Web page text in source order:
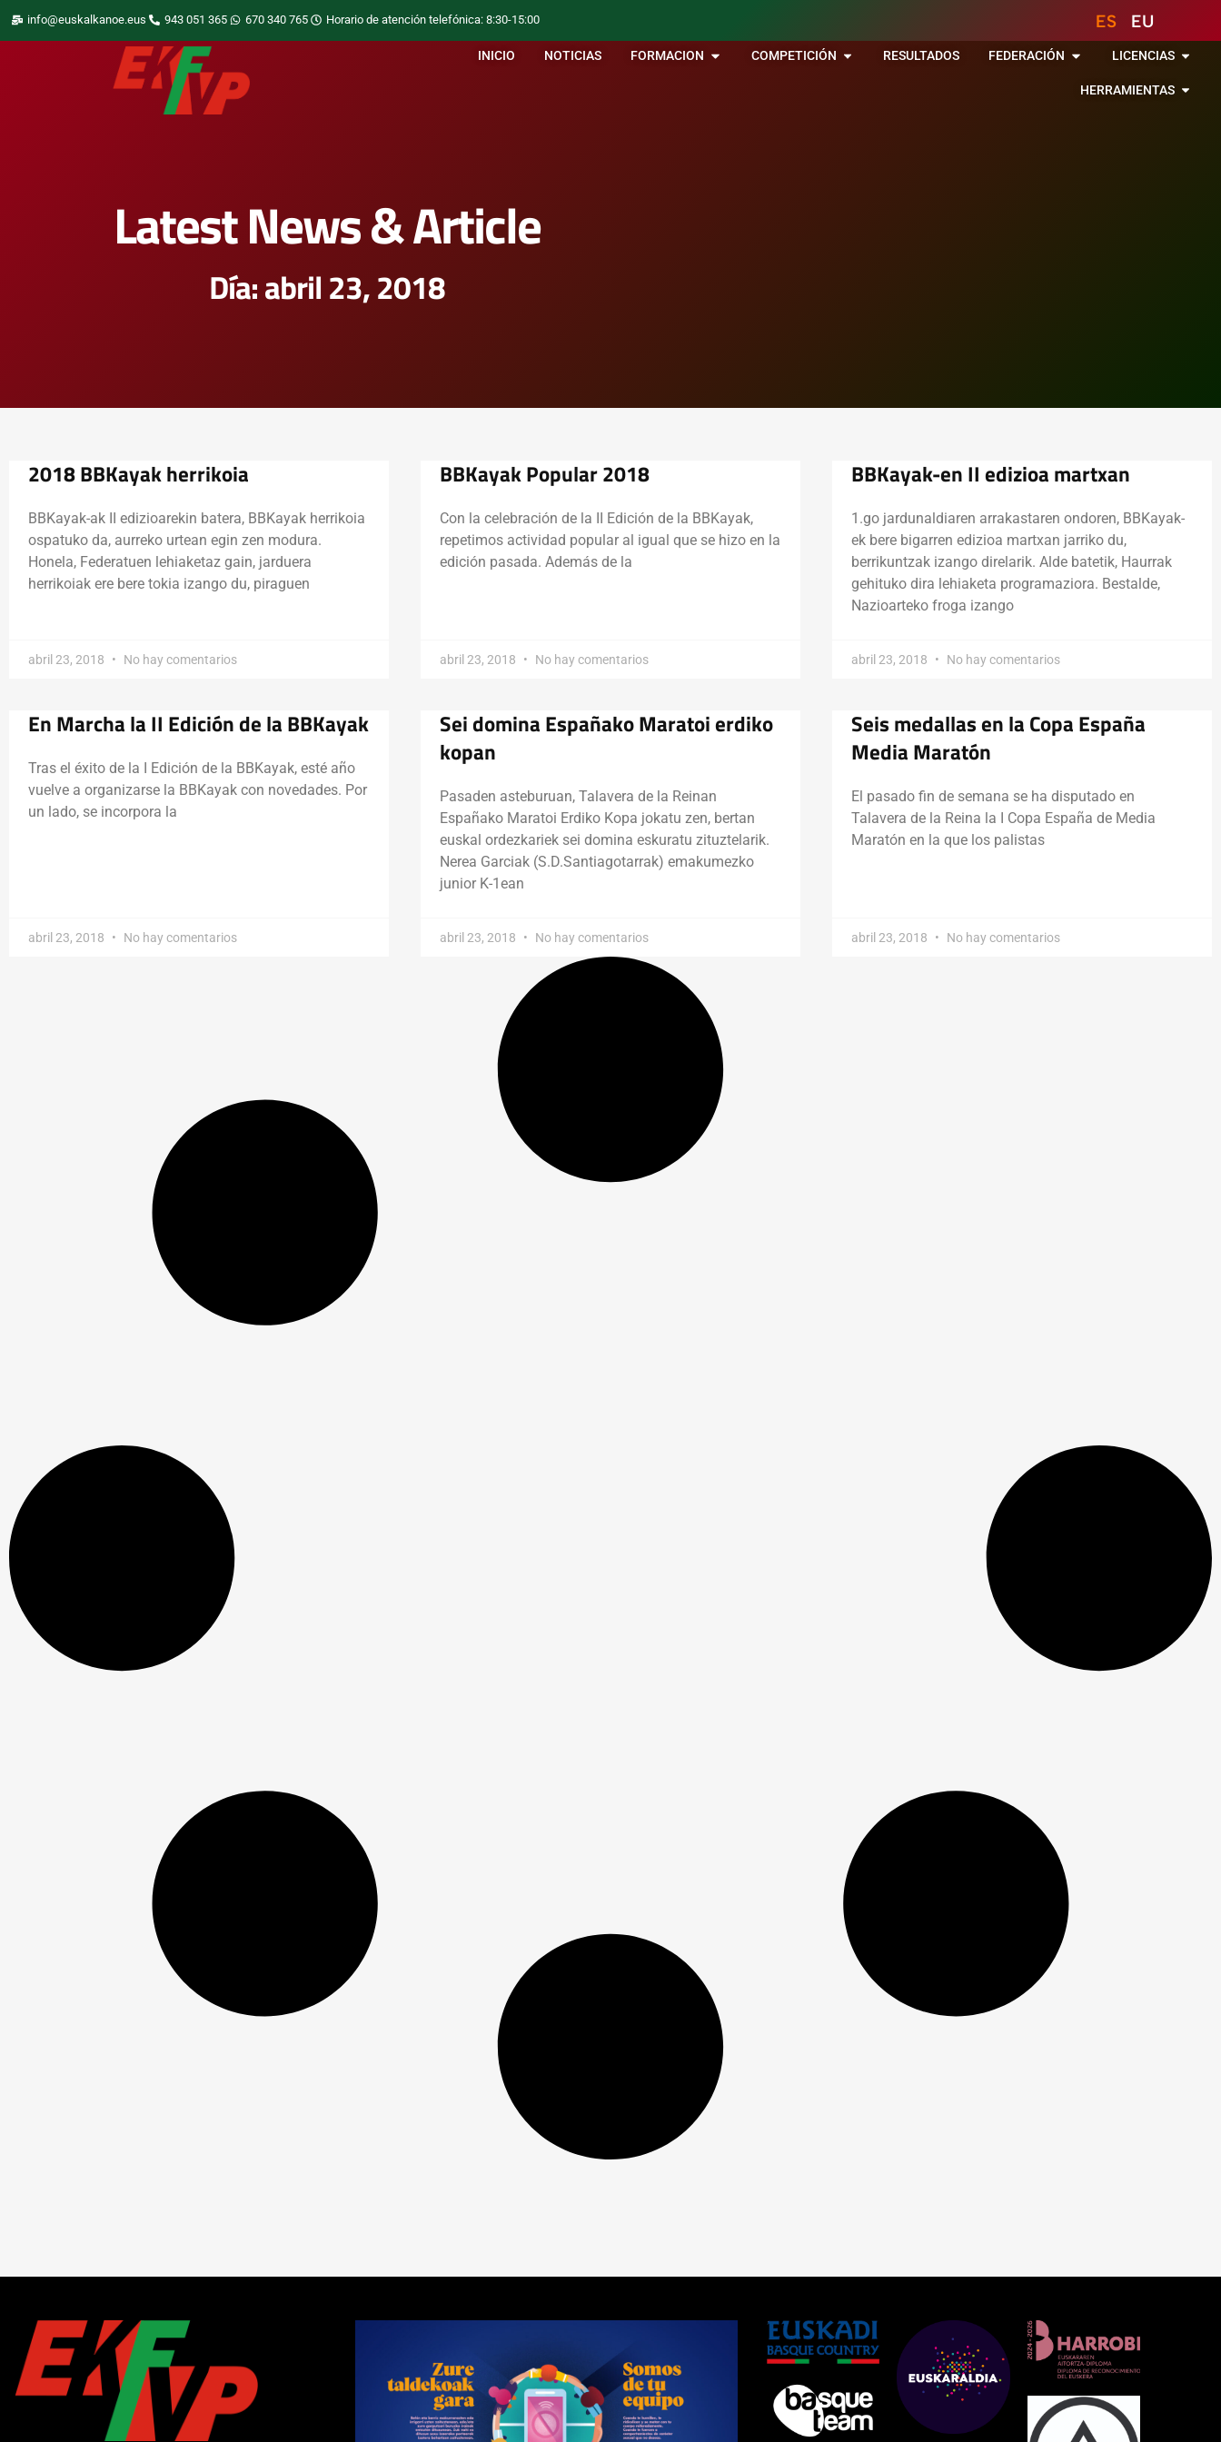
info@euskalkanoe.eus 943 051 365 670 340 765 Horario de atención telefónica: 8:30-15:00 ES EU
INICIO NOTICIAS FORMACION COMPETICIÓN RESULTADOS FEDERACIÓN LICENCIAS
HERRAMIENTAS
Latest News & Article
Día: abril 23, 2018
2018 BBKayak herrikoia
BBKayak-ak II edizioarekin batera, BBKayak herrikoia
ospatuko da, aurreko urtean egin zen modura.
Honela, Federatuen lehiaketaz gain, jarduera
herrikoiak ere bere tokia izango du, piraguen
abril 23, 2018 No hay comentarios
BBKayak Popular 2018
Con la celebración de la II Edición de la BBKayak,
repetimos actividad popular al igual que se hizo en la
edición pasada. Además de la
abril 23, 2018 No hay comentarios
BBKayak-en II edizioa martxan
1.go jardunaldiaren arrakastaren ondoren, BBKayak-
ek bere bigarren edizioa martxan jarriko du,
berrikuntzak izango direlarik. Alde batetik, Haurrak
gehituko dira lehiaketa programaziora. Bestalde,
Nazioarteko froga izango
abril 23, 2018 No hay comentarios
En Marcha la II Edición de la BBKayak
Tras el éxito de la I Edición de la BBKayak, esté año
vuelve a organizarse la BBKayak con novedades. Por
un lado, se incorpora la
abril 23, 2018 No hay comentarios
Sei domina Españako Maratoi erdiko
kopan
Pasaden asteburuan, Talavera de la Reinan
Españako Maratoi Erdiko Kopa jokatu zen, bertan
euskal ordezkariek sei domina eskuratu zituztelarik.
Nerea Garciak (S.D.Santiagotarrak) emakumezko
junior K-1ean
abril 23, 2018 No hay comentarios
Seis medallas en la Copa España
Media Maratón
El pasado fin de semana se ha disputado en
Talavera de la Reina la I Copa España de Media
Maratón en la que los palistas
abril 23, 2018 No hay comentarios